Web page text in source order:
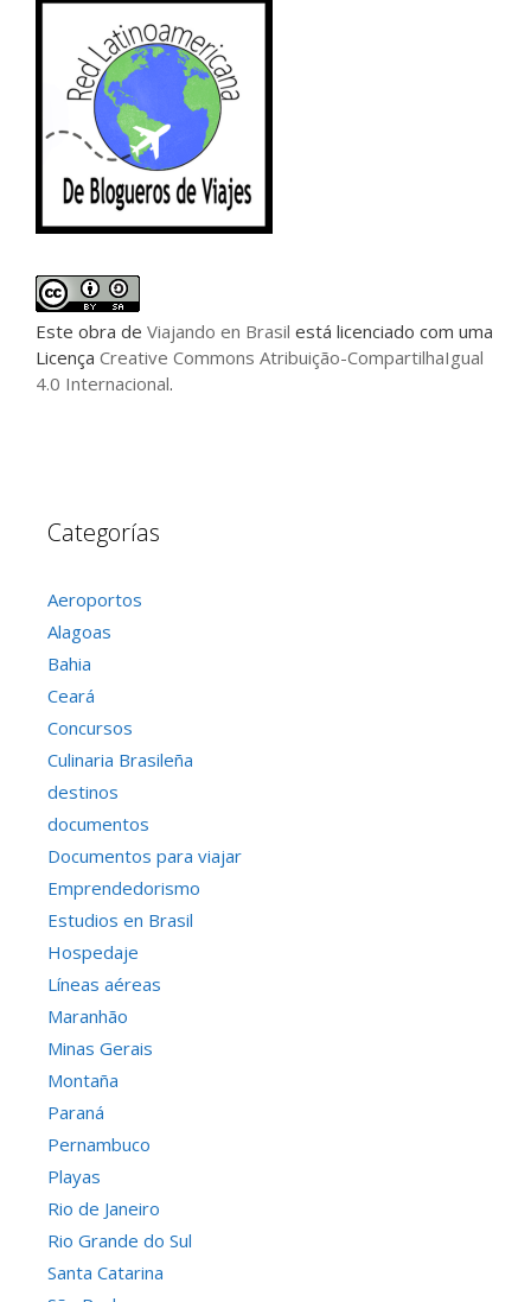
Este obra de Viajando en Brasil está licenciado com uma
Licença Creative Commons Atribuição-CompartilhaIgual
4.0 Internacional.
Categorías
Aeroportos
Alagoas
Bahia
Ceará
Concursos
Culinaria Brasileña
destinos
documentos
Documentos para viajar
Emprendedorismo
Estudios en Brasil
Hospedaje
Líneas aéreas
Maranhão
Minas Gerais
Montaña
Paraná
Pernambuco
Playas
Rio de Janeiro
Rio Grande do Sul
Santa Catarina